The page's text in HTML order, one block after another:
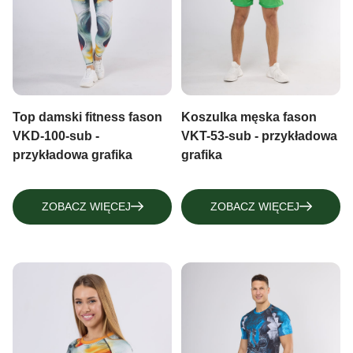
RĘKAWKI SPORTOWE, RĘKAWICZKI
MITENKI
MITENKI
Top damski fitness fason
VKD-100-sub -
przykładowa grafika
ZOBACZ WIĘCEJ
Koszulka męska fason
VKT-53-sub - przykładowa
grafika
ZOBACZ WIĘCEJ